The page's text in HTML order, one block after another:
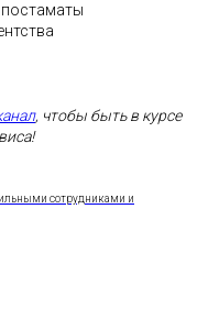
, чтобы быть в курсе
сотрудниками и